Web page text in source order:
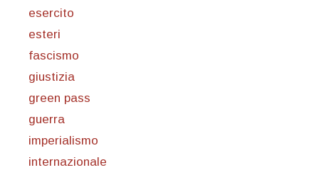
esercito
esteri
fascismo
giustizia
green pass
guerra
imperialismo
internazionale